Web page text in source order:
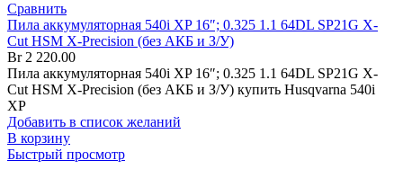
Сравнить
Пила аккумуляторная 540i XP 16″; 0.325 1.1 64DL SP21G X-
Cut HSM X-Precision (без АКБ и З/У)
Br2 220.00
Пила аккумуляторная 540i XP 16″; 0.325 1.1 64DL SP21G X-
Cut HSM X-Precision (без АКБ и З/У) купить Husqvarna 540i
XP
Добавить в список желаний
В корзину
Быстрый просмотр